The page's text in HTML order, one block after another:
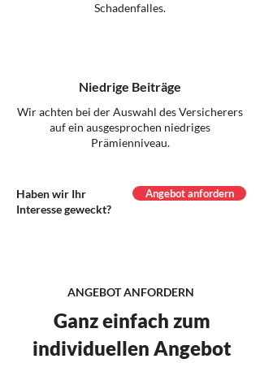
Schadenfalles.
Niedrige Beiträge
Wir achten bei der Auswahl des Versicherers
auf ein ausgesprochen niedriges
Prämienniveau.
Haben wir Ihr
Interesse geweckt?
Angebot anfordern
ANGEBOT ANFORDERN
Ganz einfach zum
individuellen Angebot